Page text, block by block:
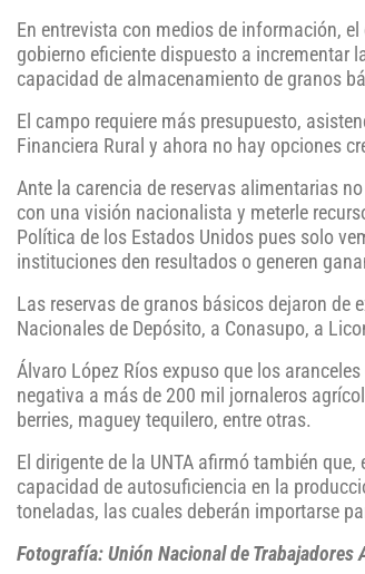
En entrevista con medios de información, el
gobierno eficiente dispuesto a incrementar
capacidad de almacenamiento de granos
El campo requiere más presupuesto,
Financiera Rural y ahora no hay opciones
Ante la carencia de reservas alimentarias
con una visión nacionalista y meterle
Política de los Estados Unidos pues solo
instituciones den resultados o generen
Las reservas de granos básicos dejaron de
Nacionales de Depósito, a Conasupo, a
Álvaro López Ríos expuso que los
negativa a más de 200 mil jornaleros
berries, maguey tequilero, entre otras.
El dirigente de la UNTA afirmó también
capacidad de autosuficiencia en la
toneladas, las cuales deberán importarse
Fotografía: Unión Nacional de Trabajadores